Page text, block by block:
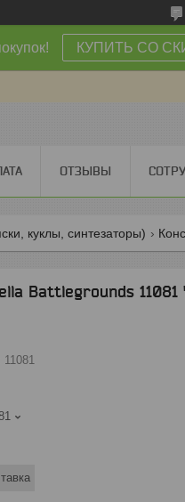
КУПИТЬ СО
ОТЗЫВЫ
куклы, синтезаторы)
Battlegrounds 11081
11081